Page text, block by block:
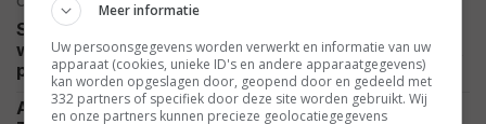
Sluit morgenavond om 23:45 uur op SBS 9 je
weekend af met een sciencefictionfilm die je op het
puntje van je stoel zet NIEUWS
Actieserie terug met seizoen 4, The Big Bang
Meer informatie
Uw persoonsgegevens worden verwerkt en informatie van uw
apparaat (cookies, unieke ID's en andere apparaatgegevens)
kan worden opgeslagen door, geopend door en gedeeld met
332 partners of specifiek door deze site worden gebruikt. Wij
en onze partners kunnen precieze geolocatiegegevens